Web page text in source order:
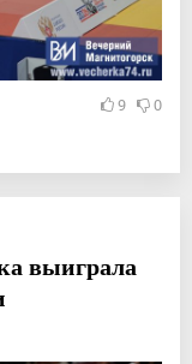
9 0
выиграла